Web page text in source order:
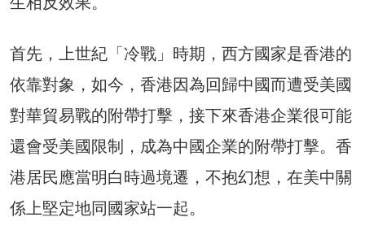
首先，上世紀「冷戰」時期，西方國家是香港的
依靠對象，如今，香港因為回歸中國而遭受美國
對華貿易戰的附帶打擊，接下來香港企業很可能
還會受美國限制，成為中國企業的附帶打擊。香
港居民應當明白時過境遷，不抱幻想，在美中關
係上堅定地同國家站一起。